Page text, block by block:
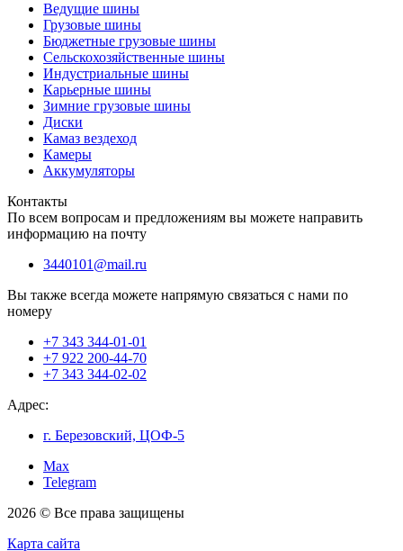
Ведущие шины
Грузовые шины
Бюджетные грузовые шины
Сельскохозяйственные шины
Индустриальные шины
Карьерные шины
Зимние грузовые шины
Диски
Камаз вездеход
Камеры
Аккумуляторы
Контакты
По всем вопросам и предложениям вы можете направить
информацию на почту
3440101@mail.ru
Вы также всегда можете напрямую связаться с нами по
номеру
+7 343 344-01-01
+7 922 200-44-70
+7 343 344-02-02
Адрес:
г. Березовский, ЦОФ-5
Max
Telegram
2026 © Все права защищены
Карта сайта